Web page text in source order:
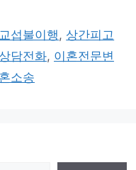
섭불이행 , 상간피고
담전화, 이혼전문변
소송